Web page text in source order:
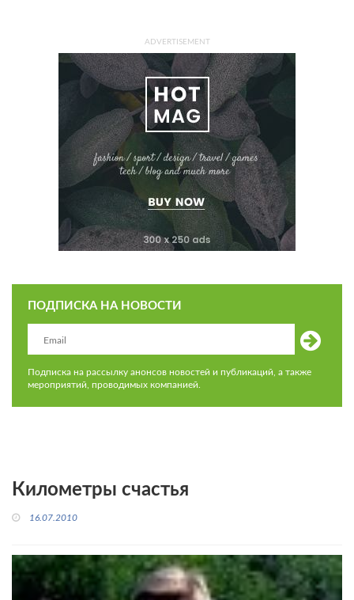
ADVERTISEMENT
ПОДПИСКА НА НОВОСТИ
Подписка на рассылку анонсов новостей и публикаций, а также
мероприятий, проводимых компанией.
Километры счастья
16.07.2010